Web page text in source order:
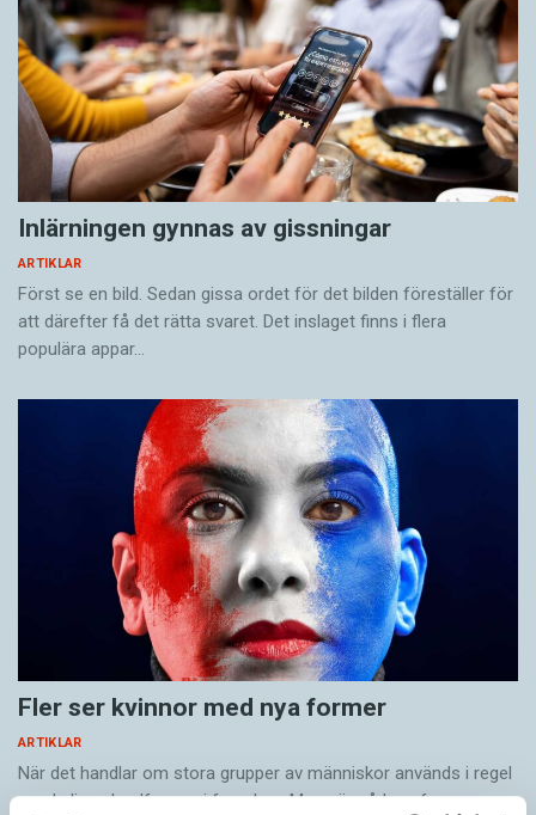
Inlärningen gynnas av gissningar
ARTIKLAR
Först se en bild. Sedan gissa ordet för det bilden föreställer för
att därefter få det rätta svaret. Det inslaget finns i flera
populära appar…
Fler ser kvinnor med nya former
ARTIKLAR
När det handlar om stora grupper av människor används i regel
maskulina pluralformer i franskan. Men när sådana ­former